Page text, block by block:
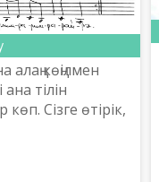
көңілмен
тілін
Сізге өтірік,